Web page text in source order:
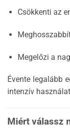
Csökkenti az
Megelőzi a
Évente legalább
intenzív
Miért válassz